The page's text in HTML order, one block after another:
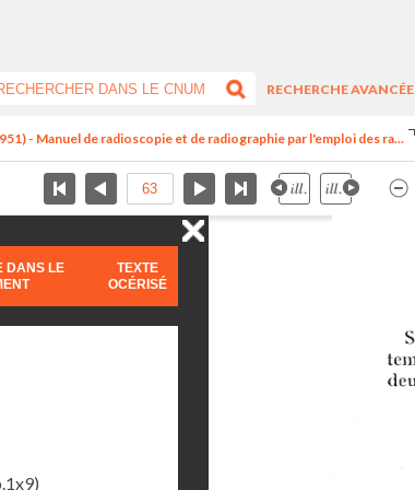
RECHERCHE AVANCÉE
- Manuel de radioscopie et de radiographie par l'emploi des ra...
DANS LE
TEXTE
OCÉRISÉ